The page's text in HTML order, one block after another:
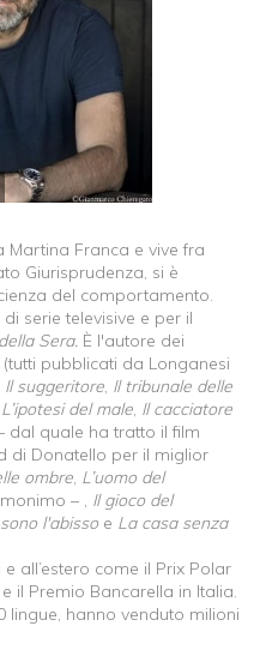
Martina Franca e vive fra
Giurisprudenza, si è
del comportamento.
serie televisive e per il
Sera. È l'autore dei
pubblicati da Longanesi
Il suggeritore, Il tribunale delle
L’ipotesi del male, Il cacciatore
dal quale ha tratto il film
di Donatello per il miglior
ombre, L’uomo del
– , Il gioco del
sono l'abisso e La casa senza
all’estero come il Prix Polar
il Premio Bancarella in Italia.
lingue, hanno venduto milioni